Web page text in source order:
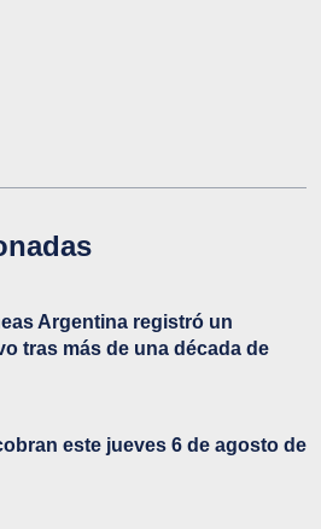
Argentina registró un
tras más de una década de
este jueves 6 de agosto de